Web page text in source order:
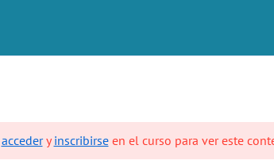
accederyinscribirseen el curso para ver este